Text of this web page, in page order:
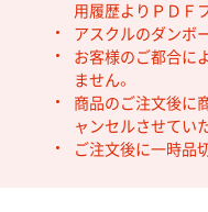
用履歴よりＰＤＦ
アスクルのダンボ
お客様のご都合に
ません。
商品のご注文後に
ャンセルさせてい
ご注文後に一時品